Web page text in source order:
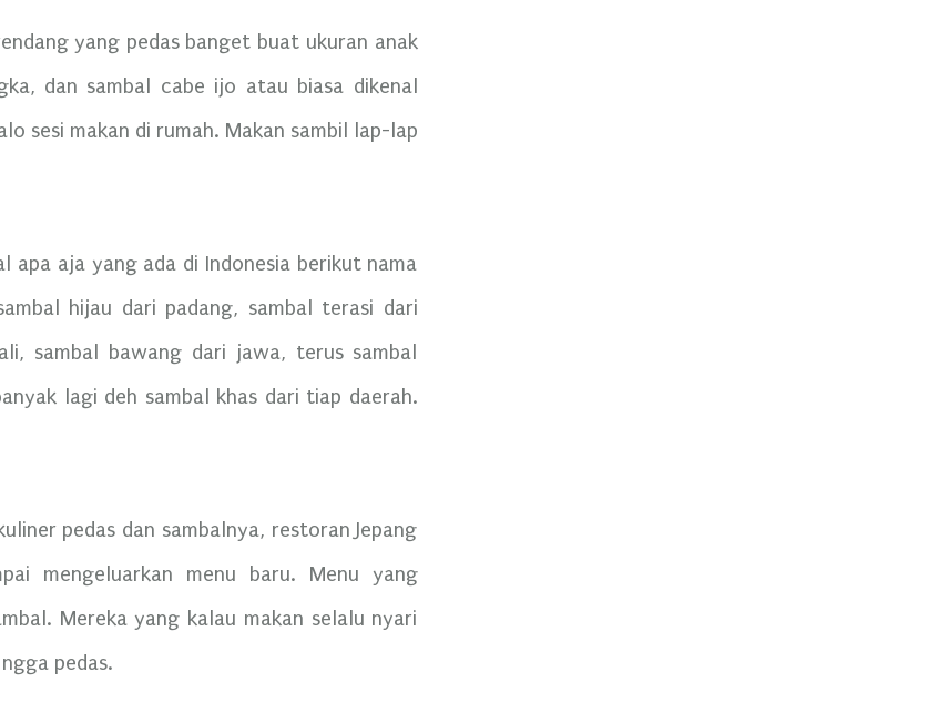
yang pedas banget buat ukuran anak
dan sambal cabe ijo atau biasa dikenal
sesi makan di rumah. Makan sambil lap-lap
apa aja yang ada di Indonesia berikut nama
hijau dari padang, sambal terasi dari
sambal bawang dari jawa, terus sambal
lagi deh sambal khas dari tiap daerah.
pedas dan sambalnya, restoran Jepang
mengeluarkan menu baru. Menu yang
Mereka yang kalau makan selalu nyari
pedas.